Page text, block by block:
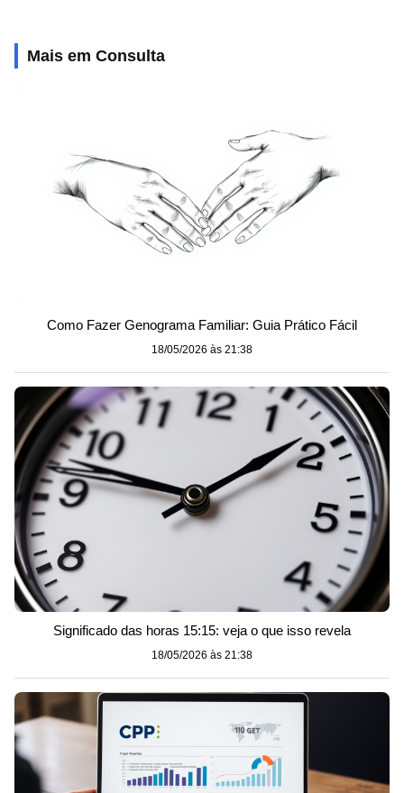
Mais em Consulta
Como Fazer Genograma Familiar: Guia Prático Fácil
18/05/2026 às 21:38
Significado das horas 15:15: veja o que isso revela
18/05/2026 às 21:38